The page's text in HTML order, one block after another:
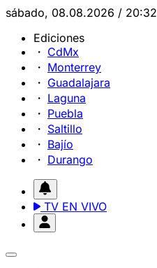
sábado, 08.08.2026 / 20:32
Ediciones
CdMx
Monterrey
Guadalajara
Laguna
Puebla
Saltillo
Bajío
Durango
TV EN VIVO